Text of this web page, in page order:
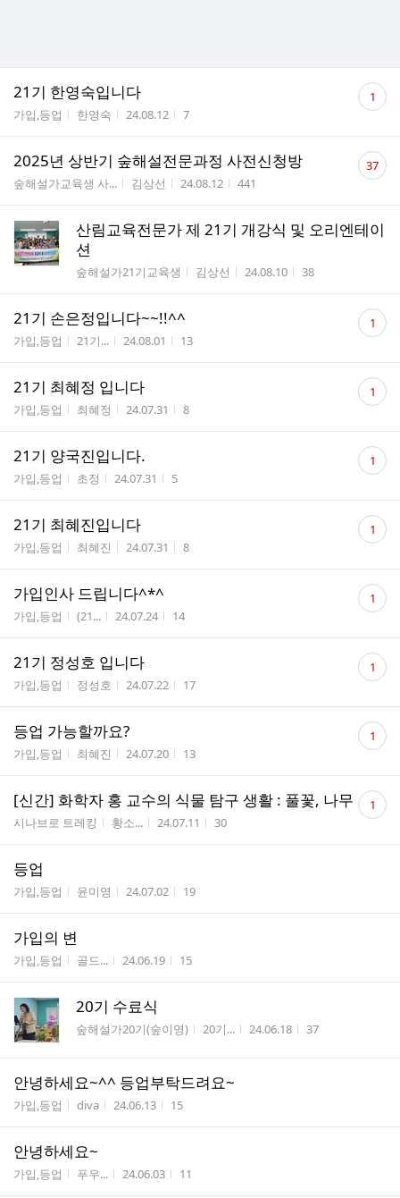
21기 한영숙입니다
게시판명
가입,등업 작성자
한영숙 작성시간
24.08.12 조회수
7
댓
글 1
2025년 상반기 숲해설전문과정 사전신청방
게시판명
숲해설가교육생 사... 작성자
김상선 작성시간
24.08.12 조회수
441
댓
글37
산림교육전문가 제 21기 개강식 및 오리엔테이
션
게시판명
숲해설가21기교육생 작성자
김상선 작성시간
24.08.10 조회수
38
21기 손은정입니다~~!!^^
게시판명
가입,등업 작성자
21기... 작성시간
24.08.01 조회수
13
댓
글 1
21기 최혜정 입니다
게시판명
가입,등업 작성자
최혜정 작성시간
24.07.31 조회수
8
댓
글 1
21기 양국진입니다.
게시판명
가입,등업 작성자
초정 작성시간
24.07.31 조회수
5
댓
글 1
21기 최혜진입니다
게시판명
가입,등업 작성자
최혜진 작성시간
24.07.31 조회수
8
댓
글 1
가입인사 드립니다^*^
게시판명
가입,등업 작성자
(21... 작성시간
24.07.24 조회수
14
댓
글 1
21기 정성호 입니다
게시판명
가입,등업 작성자
정성호 작성시간
24.07.22 조회수
17
댓
글 1
등업 가능할까요?
게시판명
가입,등업 작성자
최혜진 작성시간
24.07.20 조회수
13
댓
글 1
[신간] 화학자 홍 교수의 식물 탐구 생활 : 풀꽃, 나무
게시판명
시나브로 트레킹 작성자
황소... 작성시간
24.07.11 조회수
30
댓
글 1
등업
게시판명
가입,등업 작성자
윤미영 작성시간
24.07.02 조회수
19
가입의 변
게시판명
가입,등업 작성자
골드... 작성시간
24.06.19 조회수
15
20기 수료식
게시판명
숲해설가20기(숲이영) 작성자
20기... 작성시간
24.06.18 조회수
37
안녕하세요~^^ 등업부탁드려요~
게시판명
가입,등업 작성자
diva 작성시간
24.06.13 조회수
15
안녕하세요~
게시판명
가입,등업 작성자
푸우... 작성시간
24.06.03 조회수
11